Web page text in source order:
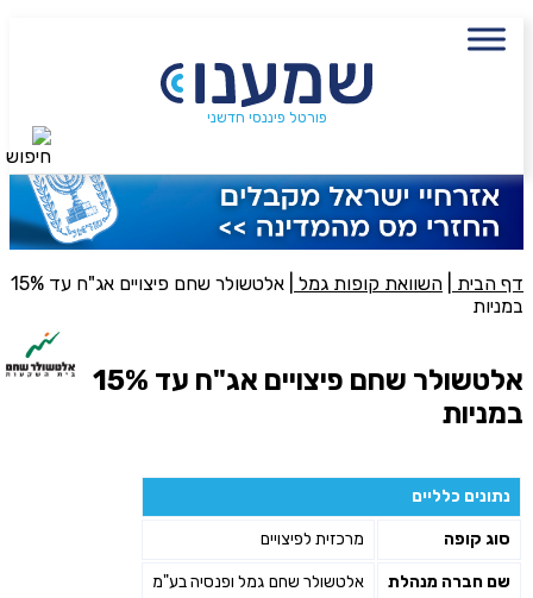
פורטל פיננסי חדשני
דף הבית השוואת קופות גמל
אלטשולר שחם פיצויים אג"ח עד 15%
במניות
אלטשולר שחם פיצויים אג"ח עד 15%
במניות
נתונים כלליים
סוג קופה מרכזית לפיצויים
שם חברה מנהלת אלטשולר שחם גמל ופנסיה בע"מ
שם מלא
פעולה נדרשת
פנסיוניים\ביטוח באמצעות טלפון, מייל או SMS מאיתנו או צד שלישי
שליחה
חיפוש